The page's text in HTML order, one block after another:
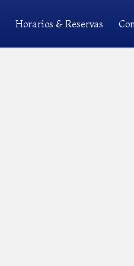
Horarios & Reservas